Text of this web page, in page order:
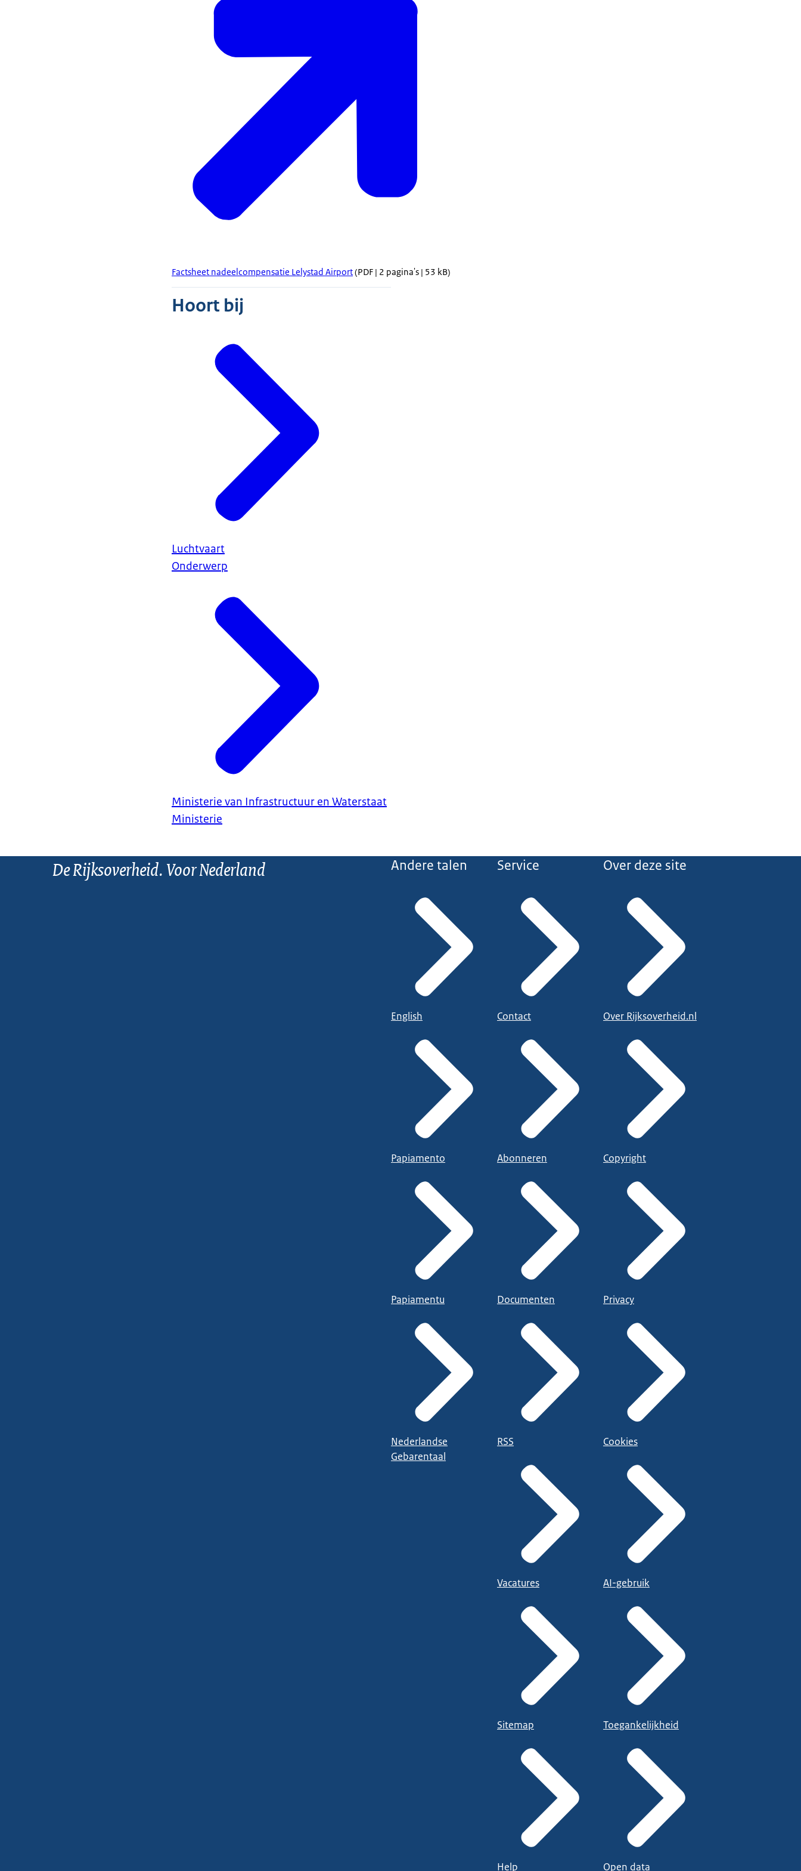
Factsheet nadeelcompensatie Lelystad Airport(PDF | 2 pagina's | 53 kB)
Hoort bij
Luchtvaart
Onderwerp
Ministerie van Infrastructuur en Waterstaat
Ministerie
De Rijksoverheid. Voor Nederland Andere talen
English
Papiamento
Papiamentu
Nederlandse
Gebarentaal
Service
Contact
Abonneren
Documenten
RSS
Vacatures
Sitemap
Help
Over deze site
Over Rijksoverheid.nl
Copyright
Privacy
Cookies
AI-gebruik
Toegankelijkheid
Open data